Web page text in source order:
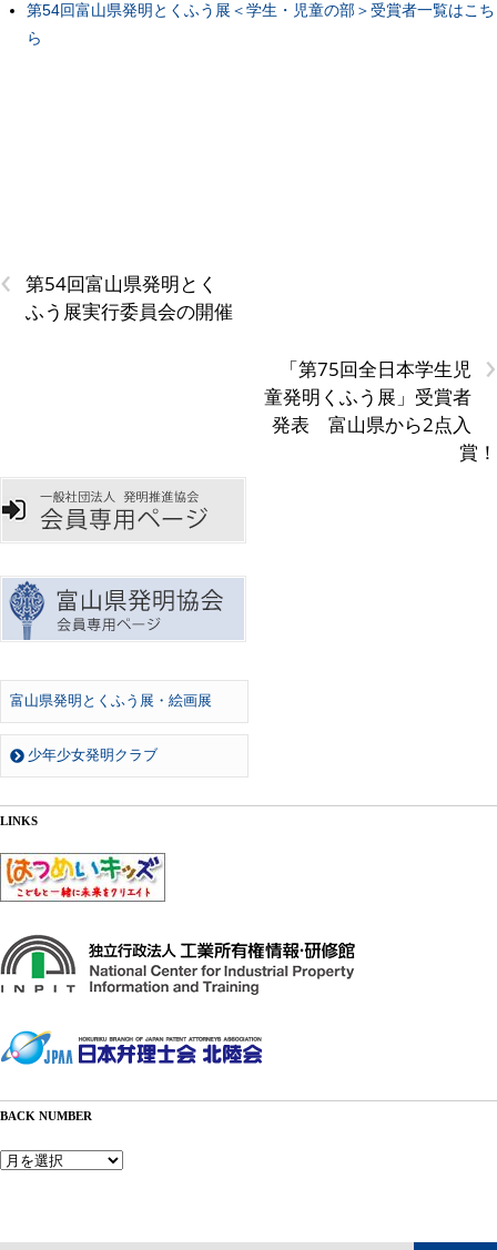
第54回富山県発明とくふう展＜学生・児童の部＞受賞者一覧はこち
ら
‹
第54回富山県発明とく
ふう展実行委員会の開催
›
「第75回全日本学生児
童発明くふう展」受賞者
発表 富山県から2点入
賞！
富山県発明とくふう展・絵画展
少年少女発明クラブ
LINKS
BACK NUMBER
Back